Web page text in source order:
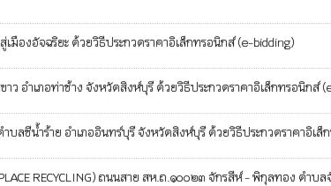
มืองอัจฉริยะ ด้วยวิธีประกวดราคาอิเล็กทรอนิกส์ (e-bidding)
ว อำเภอท่าช้าง จังหวัดสิงห์บุรี ด้วยวิธีประกวดราคาอิเล็กทรอนิกส์
ชีน้ำร้าย อำเภออินทร์บุรี จังหวัดสิงห์บุรี ด้วยวิธีประกวดราคาอิเล็
RECYCLING) ถนนสาย สห.ถ.๑๐๐๒๓ จักรสีห์ - พิกุลทอง ตำบ